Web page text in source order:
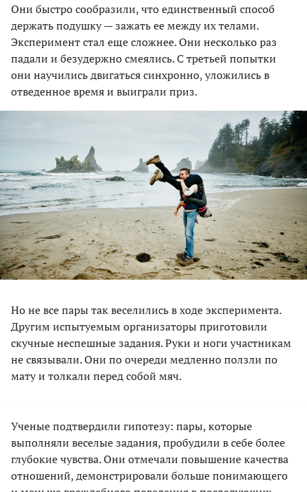
Они быстро сообразили, что единственный способ
держать подушку — зажать ее между их телами.
Эксперимент стал еще сложнее. Они несколько раз
падали и безудержно смеялись. С третьей попытки
они научились двигаться синхронно, уложились в
отведенное время и выиграли приз.
Но не все пары так веселились в ходе эксперимента.
Другим испытуемым организаторы приготовили
скучные неспешные задания. Руки и ноги участникам
не связывали. Они по очереди медленно ползли по
мату и толкали перед собой мяч.
Ученые подтвердили гипотезу: пары, которые
выполняли веселые задания, пробудили в себе более
глубокие чувства. Они отмечали повышение качества
отношений, демонстрировали больше понимающего